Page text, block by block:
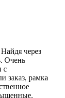
через
Очень
с
заказ, рамка